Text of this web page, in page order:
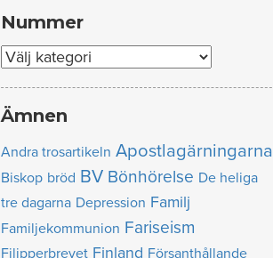
Nummer
Nummer
Ämnen
Andra trosartikeln Apostlagärningarna
Biskop bröd BV Bönhörelse De heliga
tre dagarna Depression Familj
Familjekommunion Fariseism
Filipperbrevet Finland Försanthållande